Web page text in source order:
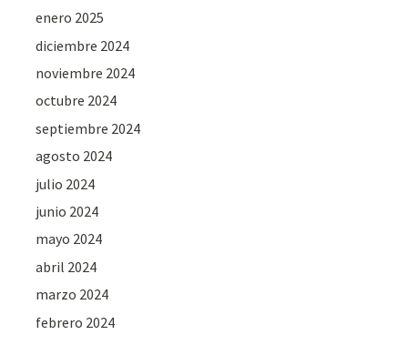
enero 2025
diciembre 2024
noviembre 2024
octubre 2024
septiembre 2024
agosto 2024
julio 2024
junio 2024
mayo 2024
abril 2024
marzo 2024
febrero 2024